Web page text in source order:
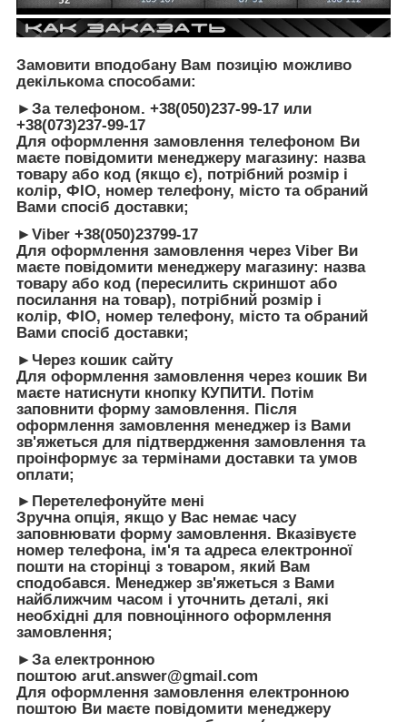
Замовити вподобану Вам позицію можливо
декількома способами:
►За телефоном. +38(050)237-99-17 или
+38(073)237-99-17
Для оформлення замовлення телефоном Ви
маєте повідомити менеджеру магазину: назва
товару або код (якщо є), потрібний розмір і
колір, ФІО, номер телефону, місто та обраний
Вами спосіб доставки;
►Viber +38(050)23799-17
Для оформлення замовлення через Viber Ви
маєте повідомити менеджеру магазину: назва
товару або код (пересилить скриншот або
посилання на товар), потрібний розмір і
колір, ФІО, номер телефону, місто та обраний
Вами спосіб доставки;
►Через кошик сайту
Для оформлення замовлення через кошик Ви
маєте натиснути кнопку КУПИТИ. Потім
заповнити форму замовлення. Після
оформлення замовлення менеджер із Вами
зв'яжеться для підтвердження замовлення та
проінформує за термінами доставки та умов
оплати;
►Перетелефонуйте мені
Зручна опція, якщо у Вас немає часу
заповнювати форму замовлення. Вказівуєте
номер телефона, ім'я та адреса електронної
пошти на сторінці з товаром, який Вам
сподобався. Менеджер зв'яжеться з Вами
найближчим часом і уточнить деталі, які
необхідні для повноцінного оформлення
замовлення;
►За електронною
поштою arut.answer@gmail.com
Для оформлення замовлення електронною
поштою Ви маєте повідомити менеджеру